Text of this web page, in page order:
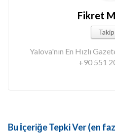
Fikret
Yalova'nın En Hızlı
+90 551
Bu İçeriğe Tepki Ver (en